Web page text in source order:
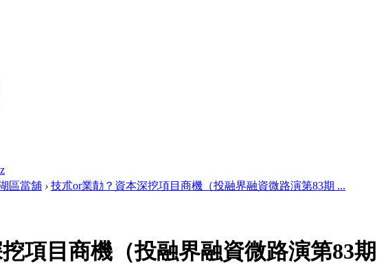
區當舖 › 技朮or業勣？資本深挖項目商機（投融界融資微路演第83期 ...
項目商機（投融界融資微路演第83期